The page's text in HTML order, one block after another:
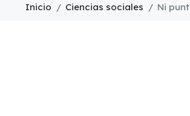
Inicio Ciencias sociales Ni